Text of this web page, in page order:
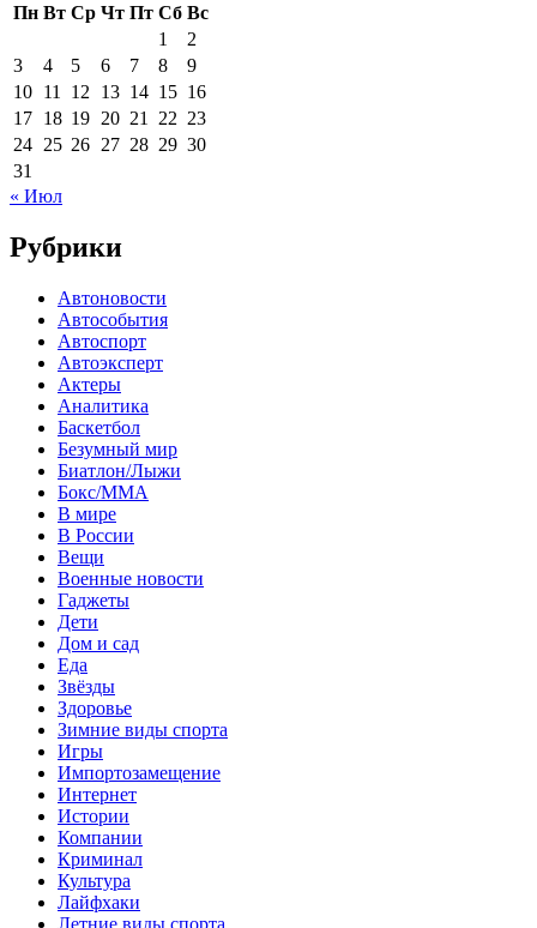
Пн Вт Ср Чт Пт Сб Вс
1
2
3
4 5 6 7 8
9
10 11 12 13 14 15 16
17 18 19 20 21 22 23
24 25 26 27 28 29 30
31
« Июл
Рубрики
Автоновости
Автособытия
Автоспорт
Автоэксперт
Актеры
Аналитика
Баскетбол
Безумный мир
Биатлон/Лыжи
Бокс/MMA
В мире
В России
Вещи
Военные новости
Гаджеты
Дети
Дом и сад
Еда
Звёзды
Здоровье
Зимние виды спорта
Игры
Импортозамещение
Интернет
Истории
Компании
Криминал
Культура
Лайфхаки
Летние виды спорта